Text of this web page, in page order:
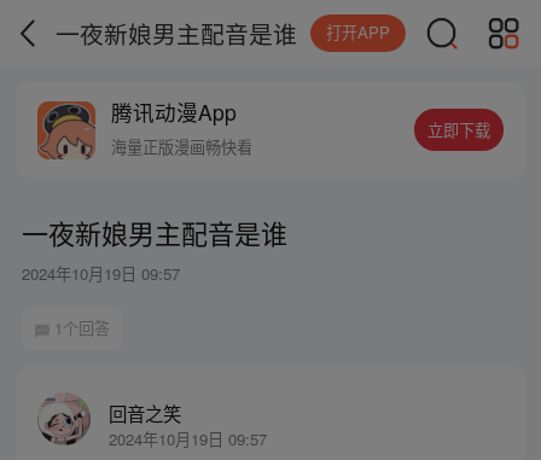
一夜新娘男主配音是谁 打开APP
腾讯动漫App
海量正版漫画畅快看
立即下载
一夜新娘男主配音是谁
2024年10月19日 09:57
1个回答
回音之笑
2024年10月19日 09:57